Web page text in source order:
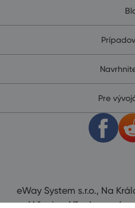
Pre
eWay System s.r.o., Na
Vršovice. Všechna